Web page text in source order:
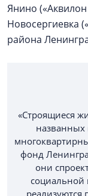
Янино
Новосергиевка
района
«Строящиеся
названных
фонд
они
социальной
реализуются